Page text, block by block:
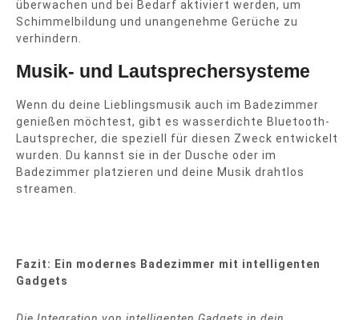
überwachen und bei Bedarf aktiviert werden, um
Schimmelbildung und unangenehme Gerüche zu
verhindern.
Musik- und Lautsprechersysteme
Wenn du deine Lieblingsmusik auch im Badezimmer
genießen möchtest, gibt es wasserdichte Bluetooth-
Lautsprecher, die speziell für diesen Zweck entwickelt
wurden. Du kannst sie in der Dusche oder im
Badezimmer platzieren und deine Musik drahtlos
streamen.
Fazit: Ein modernes Badezimmer mit intelligenten
Gadgets